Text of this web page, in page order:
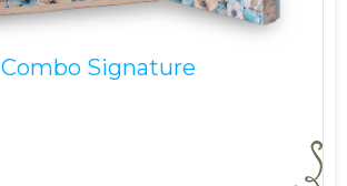
Combo Signature